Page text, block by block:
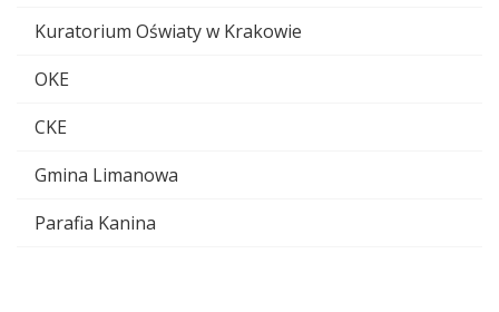
Kuratorium Oświaty w Krakowie
OKE
CKE
Gmina Limanowa
Parafia Kanina